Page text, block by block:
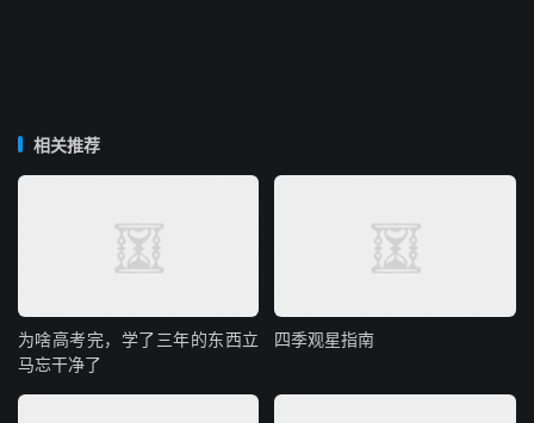
相关推荐
为啥高考完，学了三年的东西立
马忘干净了
四季观星指南